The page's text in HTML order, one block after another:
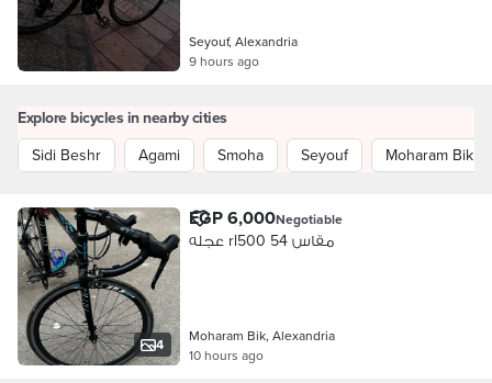
Seyouf, Alexandria
9 hours ago
Explore bicycles in nearby cities
Sidi Beshr
Agami Smoha Seyouf Moharam Bik
4
EGP 6,000Negotiable
عجله rl500 مقاس 54
Moharam Bik, Alexandria
10 hours ago